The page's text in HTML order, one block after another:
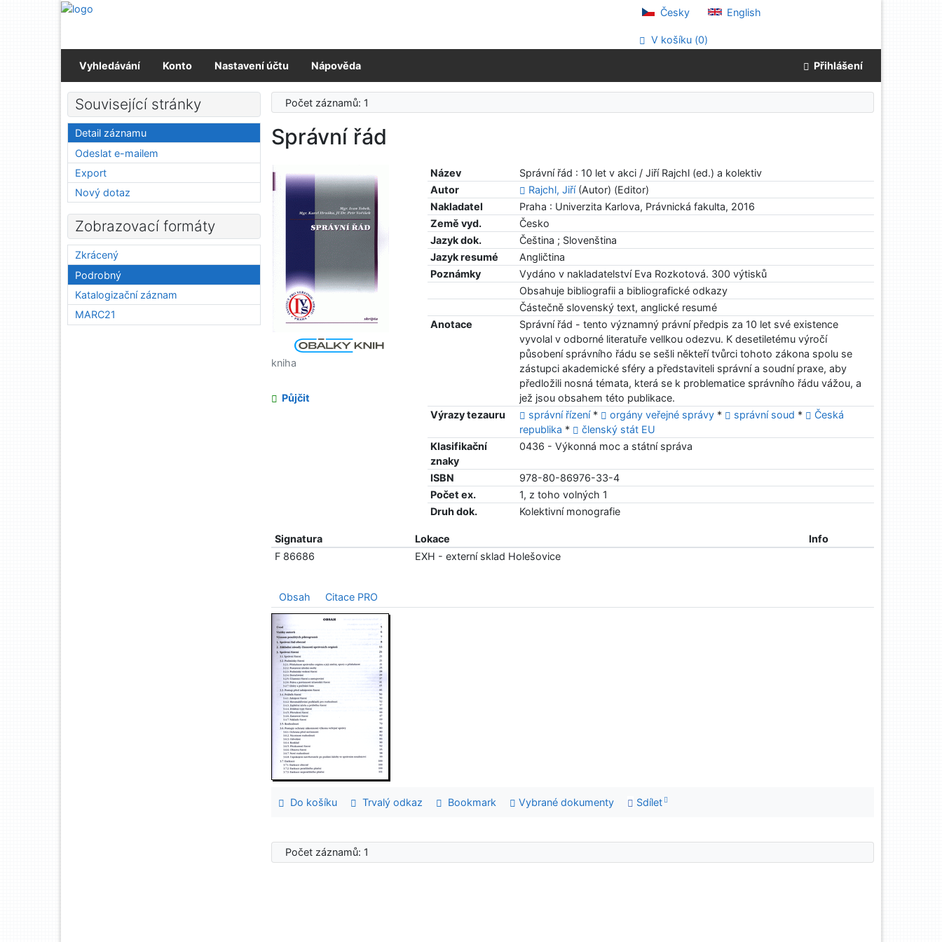
Přejít na obsah
Česky English
V košíku (0)
Vyhledávání Konto Nastavení účtu Nápověda Přihlášení
Počet záznamů: 1
Správní řád
Název
Správní řád : 10 let v akci / Jiří Rajchl (ed.) a kolektiv
Autor
Rajchl, Jiří(Autor) (Editor)
Nakladatel
Praha : Univerzita Karlova, Právnická fakulta, 2016
Země vyd.
Česko
Jazyk dok.
Čeština ; Slovenština
Jazyk resumé
Angličtina
Poznámky
Vydáno v nakladatelství Eva Rozkotová. 300 výtisků
Obsahuje bibliografii a bibliografické odkazy
Částečně slovenský text, anglické resumé
Anotace
Správní řád - tento významný právní předpis za 10 let své existence
vyvolal v odborné literatuře vellkou odezvu. K desetiletému výročí
působení správního řádu se sešli někteří tvůrci tohoto zákona spolu se
zástupci akademické sféry a představiteli správní a soudní praxe, aby
předložili nosná témata, která se k problematice správního řádu vážou, a
jež jsou obsahem této publikace.
Výrazy tezauru
správní řízení* orgány veřejné správy * správní soud *
Česká
republika *
členský stát EU
Klasifikační
znaky
0436 - Výkonná moc a státní správa
ISBN
978-80-86976-33-4
Počet ex.
1, z toho volných 1
Druh dok.
Kolektivní monografie
kniha
Půjčit
Signatura Lokace
Info
F 86686
EXH - externí sklad Holešovice
Obsah Citace PRO
Do košíku Trvalý odkaz Bookmark Vybrané dokumenty Sdílet
Počet záznamů: 1
Související stránky
Detail záznamu
Odeslat e-mailem
Export
Nový dotaz
Zobrazovací formáty
Zkrácený
Podrobný
Katalogizační záznam
MARC21